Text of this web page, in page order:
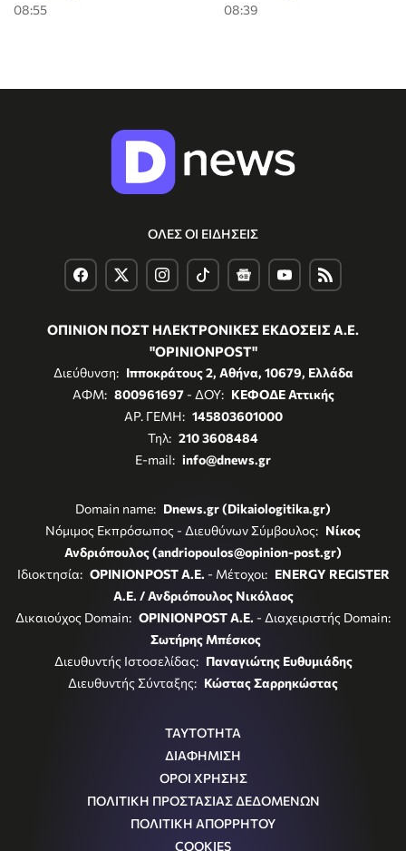
08:55
08:39
ΟΛΕΣ ΟΙ ΕΙΔΗΣΕΙΣ
ΟΠΙΝΙΟΝ ΠΟΣΤ ΗΛΕΚΤΡΟΝΙΚΕΣ ΕΚΔΟΣΕΙΣ Α.Ε.
"OPINIONPOST"
Διεύθυνση: Ιπποκράτους 2, Αθήνα, 10679, Ελλάδα
ΑΦΜ: 800961697- ΔΟΥ: ΚΕΦΟΔΕ Αττικής
ΑΡ. ΓΕΜΗ: 145803601000
Τηλ: 210 3608484
E-mail: info@dnews.gr
Domain name: Dnews.gr (Dikaiologitika.gr)
Νόμιμος Εκπρόσωπος - Διευθύνων Σύμβουλος: Νίκος
Ανδριόπουλος (andriopoulos@opinion-post.gr)
Ιδιοκτησία: OPINIONPOST A.E. - Μέτοχοι: ENERGY REGISTER
Α.Ε. / Ανδριόπουλος Νικόλαος
Δικαιούχος Domain: OPINIONPOST A.E. - Διαχειριστής Domain:
Σωτήρης Μπέσκος
Διευθυντής Ιστοσελίδας: Παναγιώτης Ευθυμιάδης
Διευθυντής Σύνταξης: Κώστας Σαρρηκώστας
ΤΑΥΤΟΤΗΤΑ
ΔΙΑΦΗΜΙΣΗ
ΟΡΟΙ ΧΡΗΣΗΣ
ΠΟΛΙΤΙΚΗ ΠΡΟΣΤΑΣΙΑΣ ΔΕΔΟΜΕΝΩΝ
ΠΟΛΙΤΙΚΗ ΑΠΟΡΡΗΤΟΥ
COOKIES